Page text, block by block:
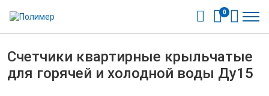
0
Счетчики квартирные крыльчатые
для горячей и холодной воды Ду15